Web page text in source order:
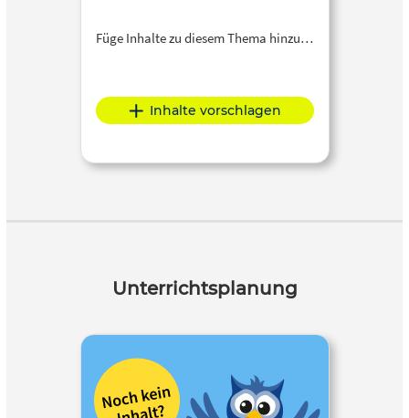
Füge Inhalte zu diesem Thema hinzu…
Inhalte vorschlagen
Unterrichtsplanung